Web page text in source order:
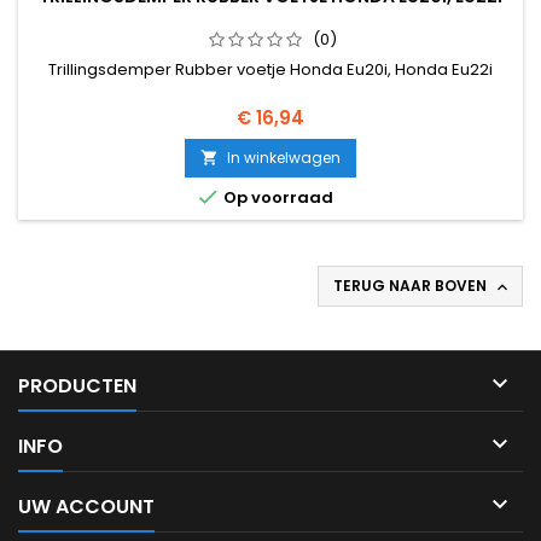
(0)
Trillingsdemper Rubber voetje Honda Eu20i, Honda Eu22i
Prijs
€ 16,94
 In winkelwagen
 Op voorraad
TERUG NAAR BOVEN 
PRODUCTEN 
INFO 
UW ACCOUNT 